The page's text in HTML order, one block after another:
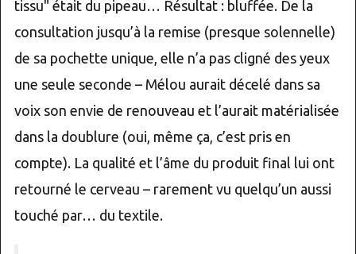
tissu" était du pipeau… Résultat : bluffée. De la
consultation jusqu’à la remise (presque solennelle)
de sa pochette unique, elle n’a pas cligné des yeux
une seule seconde – Mélou aurait décelé dans sa
voix son envie de renouveau et l’aurait matérialisée
dans la doublure (oui, même ça, c’est pris en
compte). La qualité et l’âme du produit final lui ont
retourné le cerveau – rarement vu quelqu’un aussi
touché par… du textile.